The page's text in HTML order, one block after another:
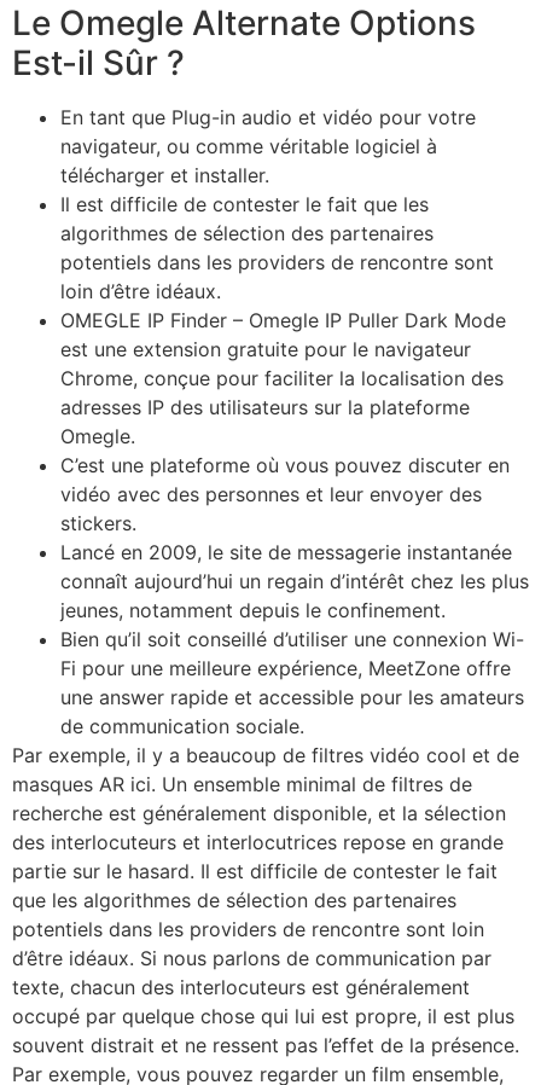
Le Omegle Alternate Options
Est-il Sûr ?
En tant que Plug-in audio et vidéo pour votre
navigateur, ou comme véritable logiciel à
télécharger et installer.
Il est difficile de contester le fait que les
algorithmes de sélection des partenaires
potentiels dans les providers de rencontre sont
loin d’être idéaux.
OMEGLE IP Finder – Omegle IP Puller Dark Mode
est une extension gratuite pour le navigateur
Chrome, conçue pour faciliter la localisation des
adresses IP des utilisateurs sur la plateforme
Omegle.
C’est une plateforme où vous pouvez discuter en
vidéo avec des personnes et leur envoyer des
stickers.
Lancé en 2009, le site de messagerie instantanée
connaît aujourd’hui un regain d’intérêt chez les plus
jeunes, notamment depuis le confinement.
Bien qu’il soit conseillé d’utiliser une connexion Wi-
Fi pour une meilleure expérience, MeetZone offre
une answer rapide et accessible pour les amateurs
de communication sociale.
Par exemple, il y a beaucoup de filtres vidéo cool et de
masques AR ici. Un ensemble minimal de filtres de
recherche est généralement disponible, et la sélection
des interlocuteurs et interlocutrices repose en grande
partie sur le hasard. Il est difficile de contester le fait
que les algorithmes de sélection des partenaires
potentiels dans les providers de rencontre sont loin
d’être idéaux. Si nous parlons de communication par
texte, chacun des interlocuteurs est généralement
occupé par quelque chose qui lui est propre, il est plus
souvent distrait et ne ressent pas l’effet de la présence.
Par exemple, vous pouvez regarder un film ensemble,